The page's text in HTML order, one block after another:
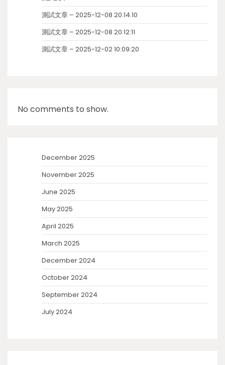
測試文章 – 2025-12-08 20:14:10
測試文章 – 2025-12-08 20:12:11
測試文章 – 2025-12-02 10:09:20
No comments to show.
December 2025
November 2025
June 2025
May 2025
April 2025
March 2025
December 2024
October 2024
September 2024
July 2024